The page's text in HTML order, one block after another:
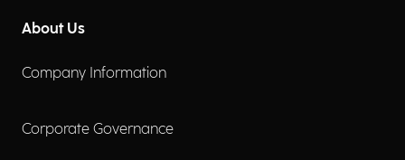
About Us
Company Information
Corporate Governance